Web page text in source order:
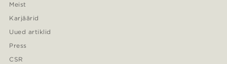
Meist
Karjäärid
Uued artiklid
Press
CSR